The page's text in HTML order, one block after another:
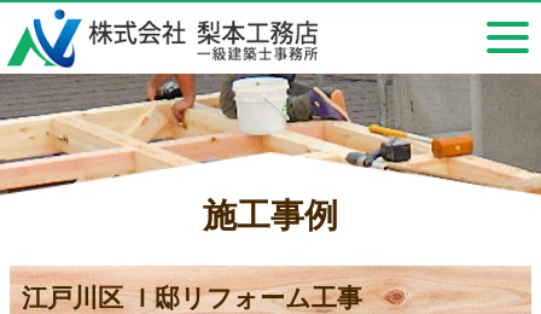
施工事例
江戸川区 Ｉ邸リフォーム工事